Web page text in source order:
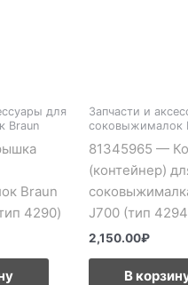
для
Braun
Braun
4290)
Запчасти и
соковыжималок
81345965 —
(контейнер)
J700 (тип
2,150.00₽
В